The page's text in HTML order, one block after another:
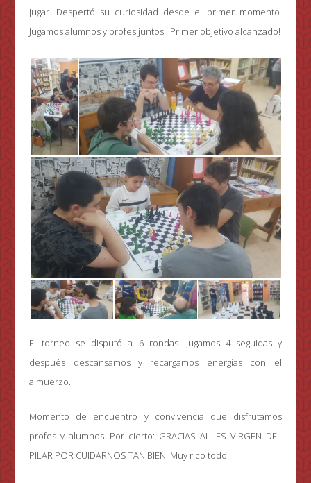
jugar. Despertó su curiosidad desde el primer momento.
Jugamos alumnos y profes juntos. ¡Primer objetivo alcanzado!
El torneo se disputó a 6 rondas. Jugamos 4 seguidas y
después descansamos y recargamos energías con el
almuerzo.
Momento de encuentro y convivencia que disfrutamos
profes y alumnos. Por cierto: GRACIAS AL IES VIRGEN DEL
PILAR POR CUIDARNOS TAN BIEN. Muy rico todo!